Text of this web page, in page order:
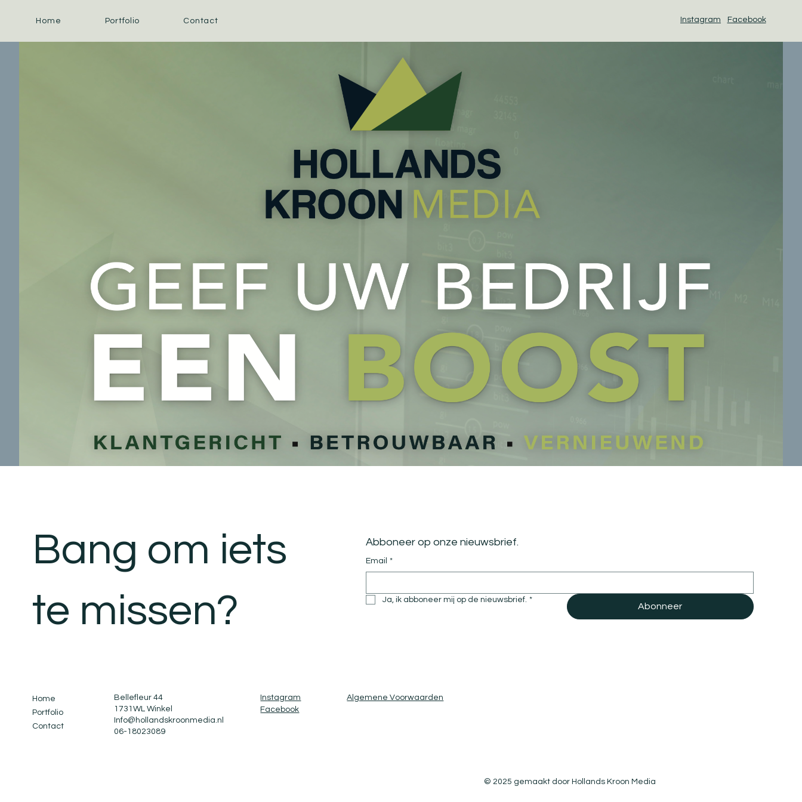
Home Portfolio Contact Instagram Facebook
Bang om iets
te missen?
Abboneer op onze nieuwsbrief.
Email *
Ja, ik abboneer mij op de nieuwsbrief. *
Abonneer
Home
Portfolio
Contact
Bellefleur 44
1731WL Winkel
Info@hollandskroonmedia.n
06-18023089
Instagram
Facebook
Algemene Voorwaarden
© 2025 gemaakt door Hollands Kroon Media